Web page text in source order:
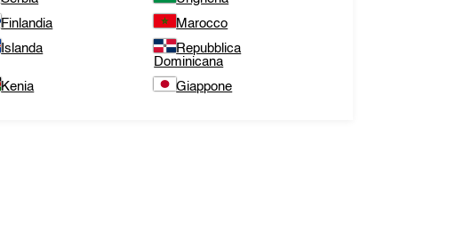
Finlandia
Marocco
Islanda
Repubblica
Dominicana
Kenia Giappone